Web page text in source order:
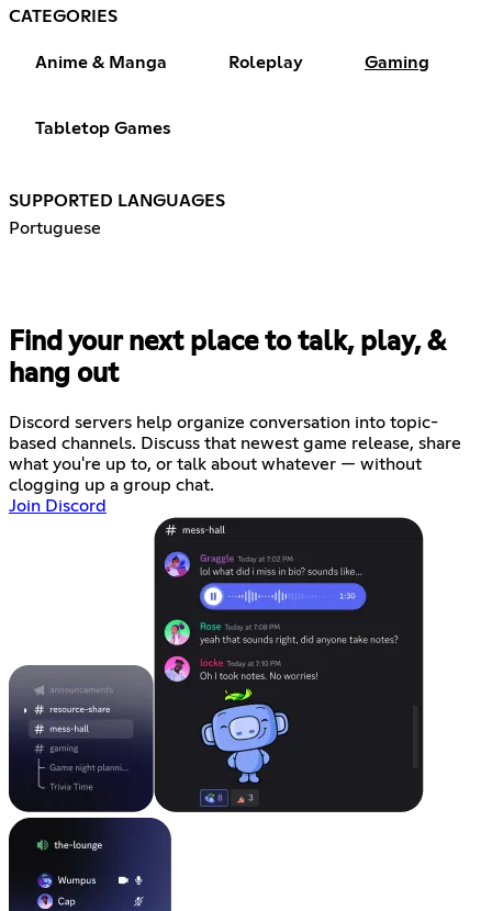
CATEGORIES
Anime & Manga Roleplay Gaming
Tabletop Games
SUPPORTED LANGUAGES
Portuguese
Find your next place to talk, play, &
hang out
Discord servers help organize conversation into topic-
based channels. Discuss that newest game release, share
what you're up to, or talk about whatever — without
clogging up a group chat.
Join Discord